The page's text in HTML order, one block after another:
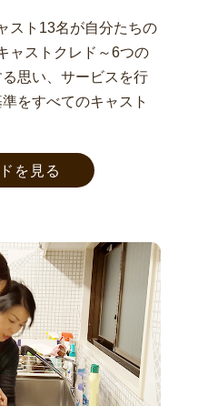
スト13名が自分たちの
ャストクレド～6つの
思い、サービスを行
をすべてのキャスト
を見る